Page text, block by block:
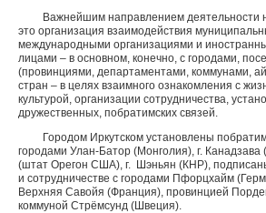
Важнейшим направлением деятельности
это организация взаимодействия
международными организациями и
лицами – в основном, конечно, с городами,
(провинциями, департаментами, коммунами,
стран – в целях взаимного ознакомления с
культурой, организации сотрудничества,
дружественных, побратимских связей.
Городом Иркутском установлены
городами Улан-Батор (Монголия), г.
(штат Орегон США), г. Шэньян (КНР),
и сотрудничестве с городами Пфорцхайм
Верхняя Савойя (Франция), провинцией
коммуной Стрёмсунд (Швеция).